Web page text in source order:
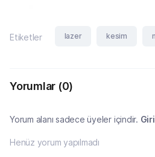
Etiketler lazer kesim
Yorumlar (0)
Yorum alanı sadece üyeler içindir.
Henüz yorum yapılmadı